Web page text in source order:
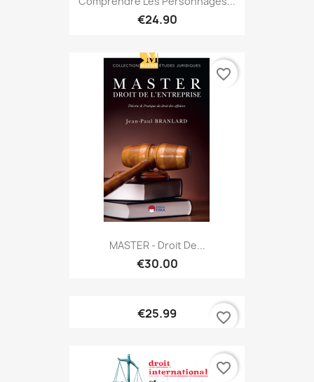
€24.90
MASTER - Droit De...
€30.00
favorite_border
€25.99 favorite_border
favorite_border